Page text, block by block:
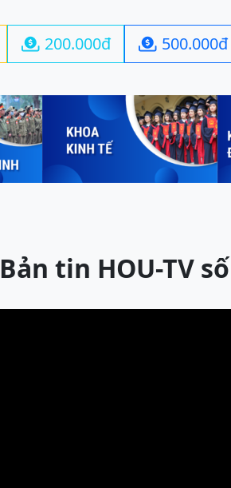
 200.000đ  500.000đ
Bản tin HOU-TV